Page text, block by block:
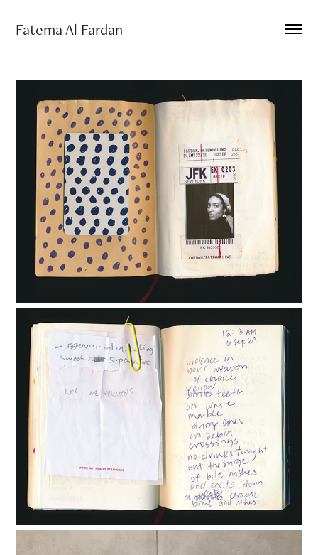
Fatema Al Fardan